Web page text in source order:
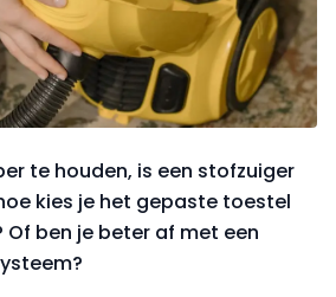
te houden, is een stofzuiger
kies je het gepaste toestel
ben je beter af met een